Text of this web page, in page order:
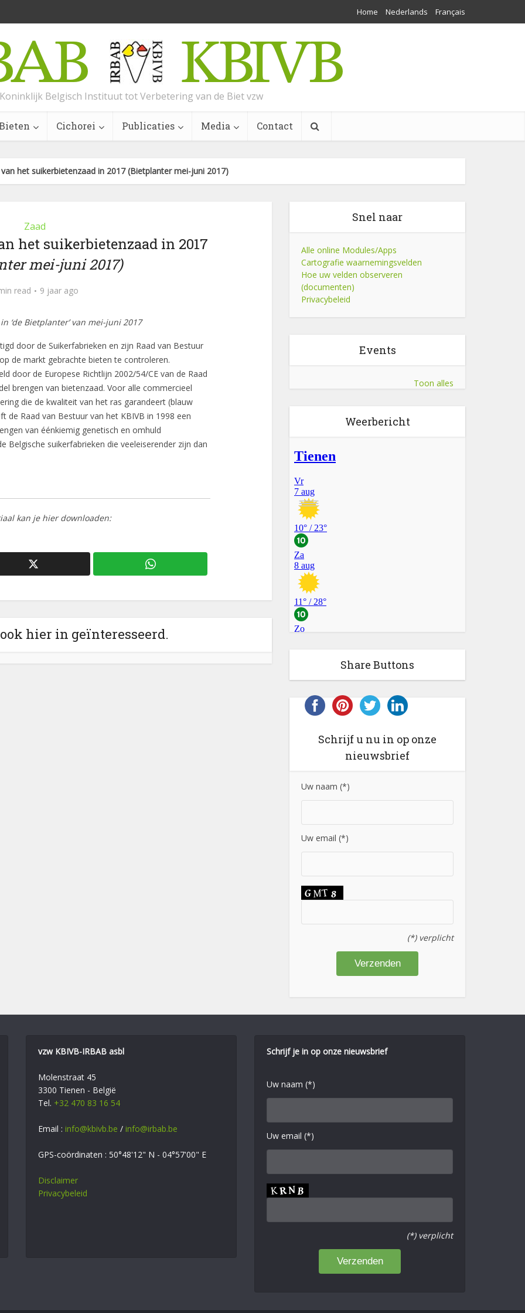
Home Nederlands Français
Koninklijk Belgisch Instituut tot Verbetering van de Biet vzw
Cichorei Publicaties Media Contact
het suikerbietenzaad in 2017 (Bietplanter mei-juni 2017)
Zaad
het suikerbietenzaad in 2017
mei-juni 2017)
read 9 jaar ago
‘de Bietplanter’ van mei-juni 2017
door de Suikerfabrieken en zijn Raad van Bestuur
de markt gebrachte bieten te controleren.
door de Europese Richtlijn 2002/54/CE van de Raad
brengen van bietenzaad. Voor alle commercieel
die de kwaliteit van het ras garandeert (blauw
de Raad van Bestuur van het KBIVB in 1998 een
van éénkiemig genetisch en omhuld
Belgische suikerfabrieken die veeleiserender zijn dan
kan je hier downloaden:
hier in geïnteresseerd.
Snel naar
Alle online Modules/Apps
Cartografie waarnemingsvelden
Hoe uw velden observeren
(documenten)
Privacybeleid
Events
Toon alles
Weerbericht
Share Buttons
Schrijf u nu in op onze
nieuwsbrief
Uw naam (*)
Uw email (*)
(*) verplicht
vzw KBIVB-IRBAB asbl
Molenstraat 45
3300 Tienen - België
Tel. +32 470 83 16 54
Email : info@kbivb.be / info@irbab.be
GPS-coördinaten : 50°48'12" N - 04°57'00" E
Disclaimer
Privacybeleid
Schrijf je in op onze nieuwsbrief
Uw naam (*)
Uw email (*)
(*) verplicht